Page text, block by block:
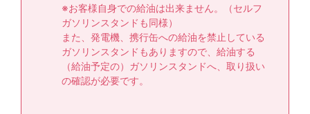
※お客様自身での給油は出来ません。（セルフ
ガソリンスタンドも同様）
また、発電機、携行缶への給油を禁止している
ガソリンスタンドもありますので、給油する
（給油予定の）ガソリンスタンドへ、取り扱い
の確認が必要です。